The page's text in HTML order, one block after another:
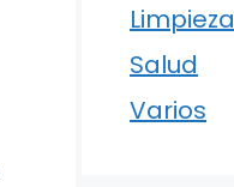
Limpieza
Salud
Varios